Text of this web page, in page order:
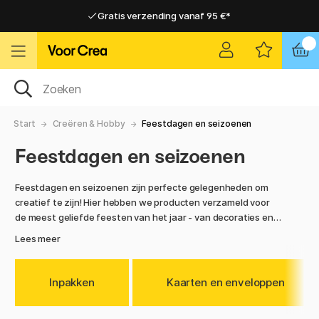
Gratis verzending vanaf 95 €*
Gratis verzending vanaf 95 €*
Start Creëren & Hobby Feestdagen en seizoenen
Feestdagen en seizoenen
Feestdagen en seizoenen zijn perfecte gelegenheden om
creatief te zijn! Hier hebben we producten verzameld voor
de meest geliefde feesten van het jaar - van decoraties en
Voor Halloween vind je hier alles wat je nodig hebt om
spookachtig te versieren - verf, papier, kwasten en meer om
maskers, kaarslantaarns of griezelige decoraties te maken.
Lees meer
Inpakken Kaarten en enveloppen